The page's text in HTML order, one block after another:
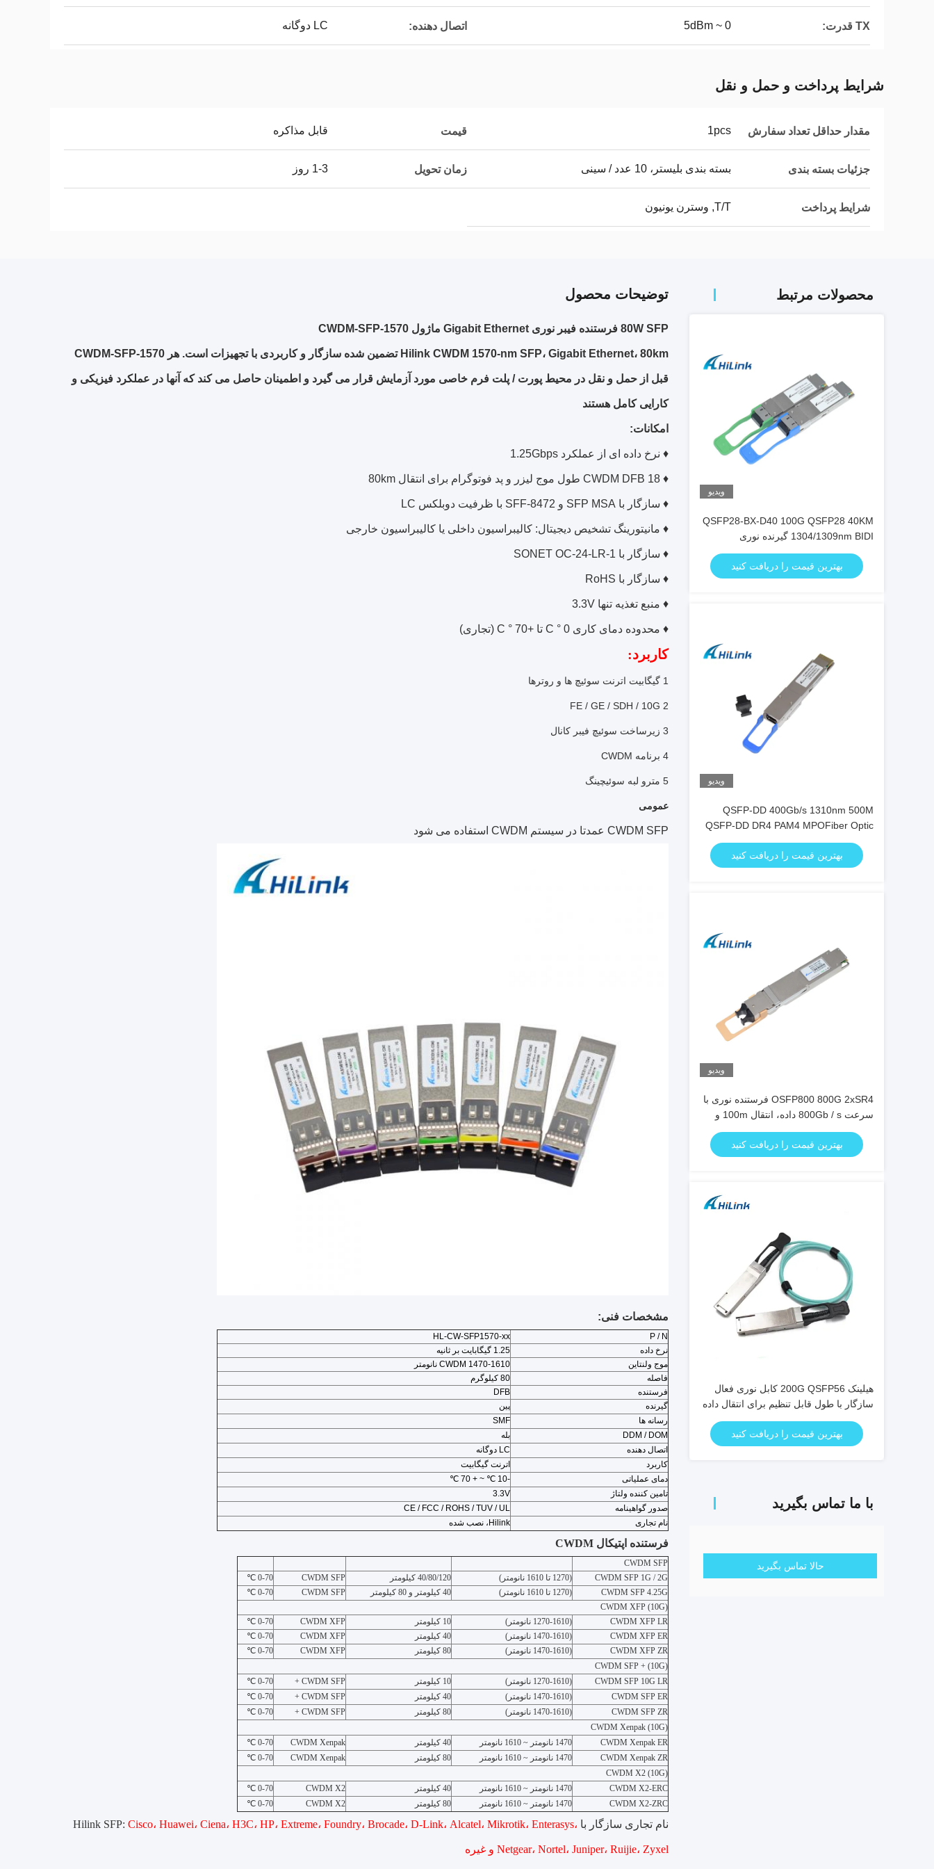
TX قدرت: 0 ~ 5dBm اتصال دهنده: LC دوگانه
شرایط پرداخت و حمل و نقل
مقدار حداقل تعداد سفارش 1pcs قیمت قابل مذاکره
جزئیات بسته بندی بسته بندی بلیستر، 10 عدد / سینی زمان تحویل 1-3 روز
شرایط پرداخت T/T, وسترن یونیون
محصولات مرتبط
ویدیو
QSFP28-BX-D40 100G QSFP28 40KM
1304/1309nm BIDI گیرنده نوری
EML+APD گیرنده SFP
بهترین قیمت را دریافت کنید
ویدیو
QSFP-DD 400Gb/s 1310nm 500M
QSFP-DD DR4 PAM4 MPOFiber Optic
Transceiver
بهترین قیمت را دریافت کنید
ویدیو
OSFP800 800G 2xSR4 فرستنده نوری با
سرعت 800Gb / s داده، انتقال 100m و
مصرف 15W
بهترین قیمت را دریافت کنید
هیلینک 200G QSFP56 کابل نوری فعال
سازگار با طول قابل تنظیم برای انتقال داده
با سرعت بالا
بهترین قیمت را دریافت کنید
با ما تماس بگیرید
حالا تماس بگیرید
توضیحات محصول
80W SFP فرستنده فیبر نوری Gigabit Ethernet ماژول CWDM-SFP-1570
Hilink CWDM 1570-nm SFP، Gigabit Ethernet، 80km تضمین شده سازگار و کاربردی با تجهیزات است. هر CWDM-SFP-1570
قبل از حمل و نقل در محیط پورت / پلت فرم خاصی مورد آزمایش قرار می گیرد و اطمینان حاصل می کند که آنها در عملکرد فیزیکی و
کارایی کامل هستند
امکانات:
♦ نرخ داده ای از عملکرد 1.25Gbps
♦ 18 CWDM DFB طول موج ليزر و پد فوتوگرام برای انتقال 80km
♦ سازگار با SFP MSA و SFF-8472 با ظرفیت دوبلکس LC
♦ مانیتورینگ تشخیص دیجیتال: کالیبراسیون داخلی یا کالیبراسیون خارجی
♦ سازگار با SONET OC-24-LR-1
♦ سازگار با RoHS
♦ منبع تغذیه تنها 3.3V
♦ محدوده دمای کاری 0 ° C تا +70 ° C (تجاری)
کاربرد:
1 گیگابیت اترنت سوئیچ ها و روترها
2 FE / GE / SDH / 10G
3 زیرساخت سوئیچ فیبر کانال
4 برنامه CWDM
5 مترو لبه سوئیچینگ
عمومی
CWDM SFP عمدتا در سیستم CWDM استفاده می شود
مشخصات فنی:
P / N
HL-CW-SFP1570-xx
نرخ داده
1.25 گیگابایت بر ثانیه
موج ولنتاین
CWDM 1470-1610 نانومتر
فاصله
80 کیلوگرم
فرستنده
DFB
گیرنده
پین
رسانه ها
SMF
DDM / DOM
بله
اتصال دهنده
LC دوگانه
کاربرد
اترنت گیگابیت
دمای عملیاتی
-10 ℃ ~ + 70 ℃
تامین کننده ولتاژ
3.3V
صدور گواهینامه
CE / FCC / ROHS / TUV / UL
نام تجاری
Hilink، نصب شده
فرستنده اپتیکال CWDM
CWDM SFP
CWDM SFP 1G / 2G
(1270 تا 1610 نانومتر) 40/80/120 کیلومتر CWDM SFP
0-70 ℃
CWDM SFP 4.25G
(1270 تا 1610 نانومتر) 40 کیلومتر و 80 کیلومتر CWDM SFP
0-70 ℃
CWDM XFP (10G)
CWDM XFP LR
(1270-1610 نانومتر) 10 کیلومتر CWDM XFP
0-70 ℃
CWDM XFP ER
(1470-1610 نانومتر) 40 کیلومتر CWDM XFP
0-70 ℃
CWDM XFP ZR
(1470-1610 نانومتر) 80 کیلومتر CWDM XFP
0-70 ℃
CWDM SFP + (10G)
CWDM SFP 10G LR
(1270-1610 نانومتر) 10 کیلومتر CWDM SFP +
0-70 ℃
CWDM SFP ER
(1470-1610 نانومتر) 40 کیلومتر CWDM SFP +
0-70 ℃
CWDM SFP ZR
(1470-1610 نانومتر) 80 کیلومتر CWDM SFP +
0-70 ℃
CWDM Xenpak (10G)
CWDM Xenpak ER
1470 نانومتر ~ 1610 نانومتر 40 کیلومتر CWDM Xenpak
0-70 ℃
CWDM Xenpak ZR
1470 نانومتر ~ 1610 نانومتر 80 کیلومتر CWDM Xenpak
0-70 ℃
CWDM X2 (10G)
CWDM X2-ERC
1470 نانومتر ~ 1610 نانومتر 40 کیلومتر CWDM X2
0-70 ℃
CWDM X2-ZRC
1470 نانومتر ~ 1610 نانومتر 80 کیلومتر CWDM X2
0-70 ℃
نام تجاری سازگار با Hilink SFP: Cisco، Huawei، Ciena، H3C، HP، Extreme، Foundry، Brocade، D-Link، Alcatel، Mikrotik، Enterasys،
Netgear، Nortel، Juniper، Ruijie، Zyxel و غیره